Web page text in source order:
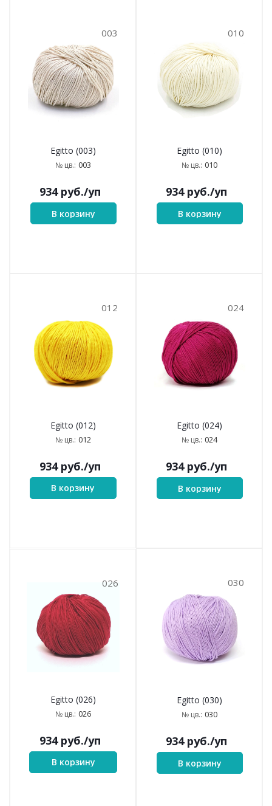
003
Egitto (003)
№ цв.: 003
934руб./уп
В корзину
010
Egitto (010)
№ цв.: 010
934руб./уп
В корзину
012
Egitto (012)
№ цв.: 012
934руб./уп
В корзину
024
Egitto (024)
№ цв.: 024
934руб./уп
В корзину
026
Egitto (026)
№ цв.: 026
934руб./уп
В корзину
030
Egitto (030)
№ цв.: 030
934руб./уп
В корзину